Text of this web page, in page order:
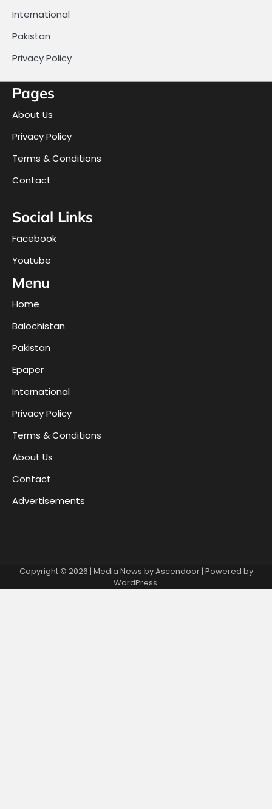
International
Pakistan
Privacy Policy
Pages
About Us
Privacy Policy
Terms & Conditions
Contact
Social Links
Facebook
Youtube
Menu
Home
Balochistan
Pakistan
Epaper
International
Privacy Policy
Terms & Conditions
About Us
Contact
Advertisements
Copyright © 2026 | Media News byAscendoor| Powered by
WordPress.